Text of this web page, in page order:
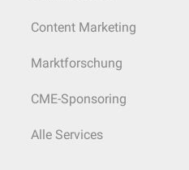
Content Marketing
Marktforschung
CME-Sponsoring
Alle Services